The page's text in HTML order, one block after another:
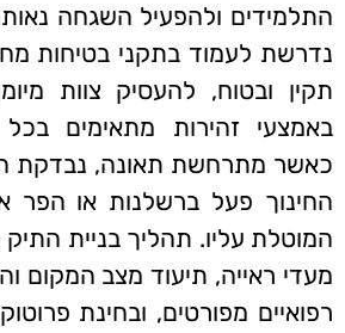
התלמידים ולהפעיל השגחה
נדרשת לעמוד בתקני בטיחות
תקין ובטוח, להעסיק צוות
באמצעי זהירות מתאימים בכל
כאשר מתרחשת תאונה, נבדקת
החינוך פעל ברשלנות או הפר
המוטלת עליו. תהליך בניית התיק
מעדי ראייה, תיעוד מצב המקום
רפואיים מפורטים, ובחינת